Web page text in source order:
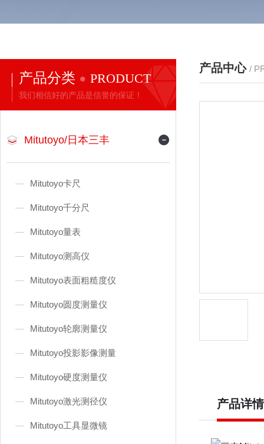
产品分类 PRODUCT
我们相信好的产品是信誉的保证！
Mitutoyo/日本三丰
Mitutoyo卡尺
Mitutoyo千分尺
Mitutoyo量表
Mitutoyo测高仪
Mitutoyo表面粗糙度仪
Mitutoyo圆度测量仪
Mitutoyo轮廓测量仪
Mitutoyo投影影像测量
Mitutoyo硬度测量仪
Mitutoyo激光测径仪
Mitutoyo工具显微镜
产品中心 /
产品详情